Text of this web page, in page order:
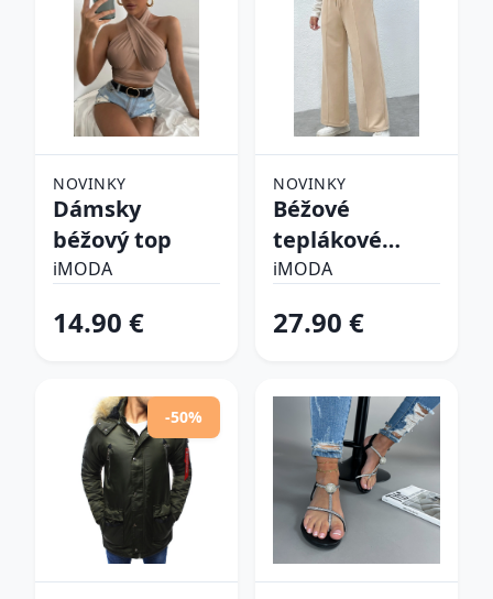
NOVINKY
Dámsky
béžový top
iMODA
14.90 €
NOVINKY
Béžové
teplákové
nohavice
iMODA
27.90 €
-50%